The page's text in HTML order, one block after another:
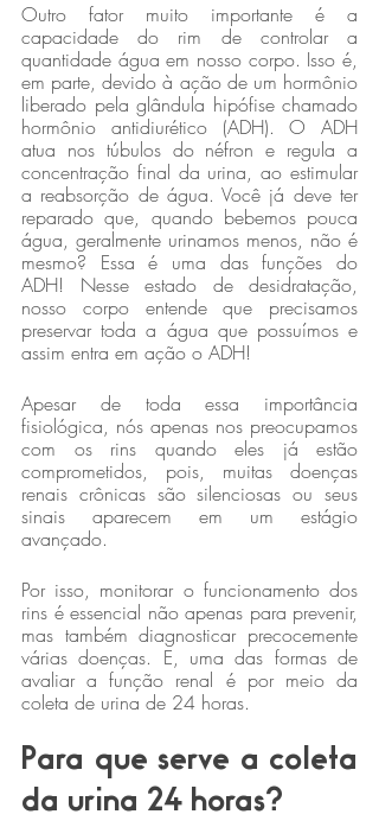
Outro fator muito importante é a
capacidade do rim de controlar a
quantidade água em nosso corpo. Isso é,
em parte, devido à ação de um hormônio
liberado pela glândula hipófise chamado
hormônio antidiurético (ADH). O ADH
atua nos túbulos do néfron e regula a
concentração final da urina, ao estimular
a reabsorção de água. Você já deve ter
reparado que, quando bebemos pouca
água, geralmente urinamos menos, não é
mesmo? Essa é uma das funções do
ADH! Nesse estado de desidratação,
nosso corpo entende que precisamos
preservar toda a água que possuímos e
assim entra em ação o ADH!
Apesar de toda essa importância
fisiológica, nós apenas nos preocupamos
com os rins quando eles já estão
comprometidos, pois, muitas doenças
renais crônicas são silenciosas ou seus
sinais aparecem em um estágio
avançado.
Por isso, monitorar o funcionamento dos
rins é essencial não apenas para prevenir,
mas também diagnosticar precocemente
várias doenças. E, uma das formas de
avaliar a função renal é por meio da
coleta de urina de 24 horas.
Para que serve a coleta
da urina 24 horas?